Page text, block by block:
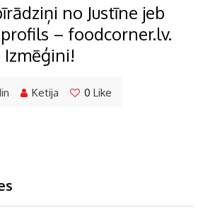
no Justīne jeb
– foodcorner.lv.
Izmēģini!
Ketija 0 Like